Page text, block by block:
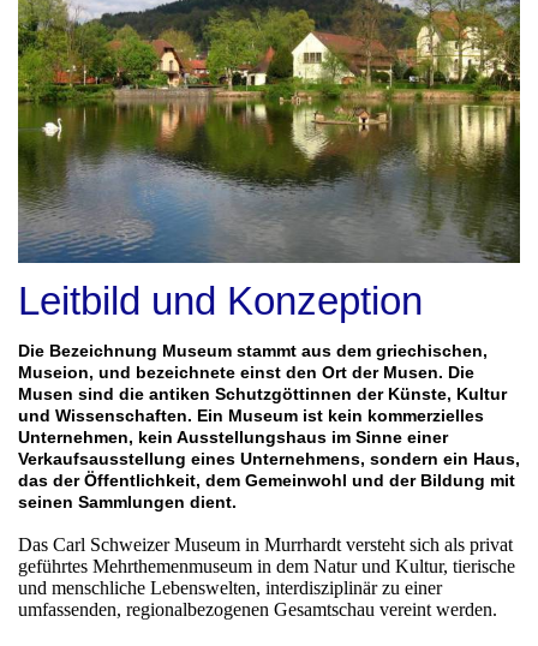
Leitbild und Konzeption
Die Bezeichnung Museum stammt aus dem griechischen,
Museion, und bezeichnete einst den Ort der Musen. Die
Musen sind die antiken Schutzgöttinnen der Künste, Kultur
und Wissenschaften. Ein Museum ist kein kommerzielles
Unternehmen, kein Ausstellungshaus im Sinne einer
Verkaufsausstellung eines Unternehmens, sondern ein Haus,
das der Öffentlichkeit, dem Gemeinwohl und der Bildung mit
seinen Sammlungen dient.
Das Carl Schweizer Museum in Murrhardt versteht sich als privat
geführtes Mehrthemenmuseum in dem Natur und Kultur, tierische
und menschliche Lebenswelten, interdisziplinär zu einer
umfassenden, regionalbezogenen Gesamtschau vereint werden.